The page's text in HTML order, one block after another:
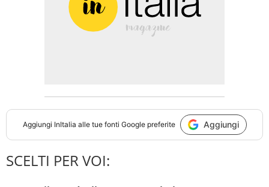
Aggiungi InItalia alle tue fonti Google preferite Aggiungi
SCELTI PER VOI: